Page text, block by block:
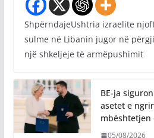
ShpërndajeUshtria izraelite
sulme në Libanin jugor në
një shkeljeje të armëpushimit
BE-ja
asetet e
mbështetjen
05/08/2026